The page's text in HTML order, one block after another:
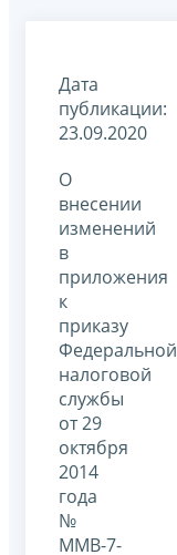
Дата
публикации:
23.09.2020
О
внесении
изменений
в
приложения
к
приказу
Федеральной
налоговой
службы
от 29
октября
2014
года
№
ММВ-7-